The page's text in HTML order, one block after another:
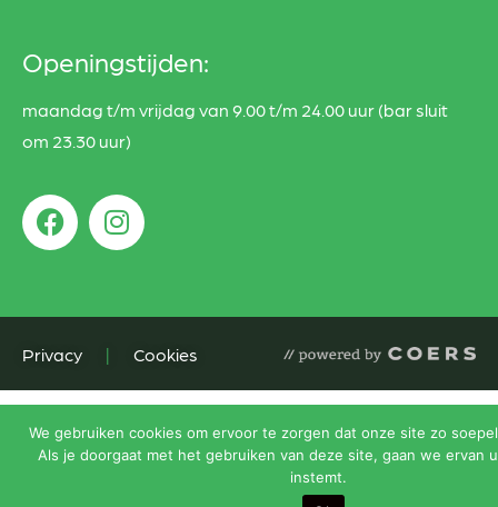
Openingstijden:
maandag t/m vrijdag van 9.00 t/m 24.00 uur (bar sluit
om 23.30 uur)
Privacy | Cookies
We gebruiken cookies om ervoor te zorgen dat onze site zo
Als je doorgaat met het gebruiken van deze site, gaan we ervan
instemt.